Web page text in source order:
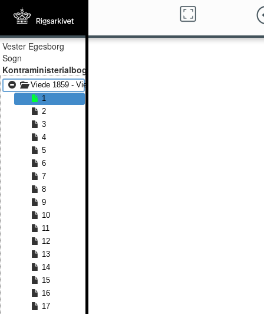
Vester Egesborg
Sogn
Kontraministerialbog
Viede 1859 - Viede 1891
1
2
3
4
5
6
7
8
9
10
11
12
13
14
15
16
17